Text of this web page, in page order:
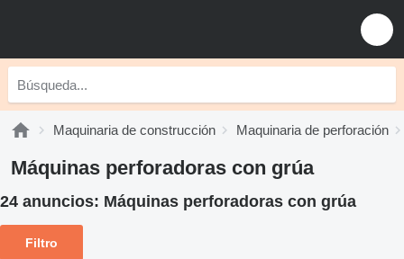
Maquinaria de construcción Maquinaria de perforación
Máquinas perforadoras con grúa
24 anuncios: Máquinas perforadoras con grúa
Filtro